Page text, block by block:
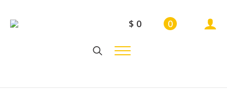
$ 0 0